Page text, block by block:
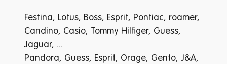
Festina, Lotus, Boss, Esprit, Pontiac, roamer,
Candino, Casio, Tommy Hilfiger, Guess,
Jaguar, ...
Pandora, Guess, Esprit, Orage, Gento, J&A,